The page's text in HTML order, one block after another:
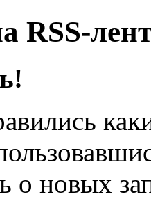
RSS-
о новых